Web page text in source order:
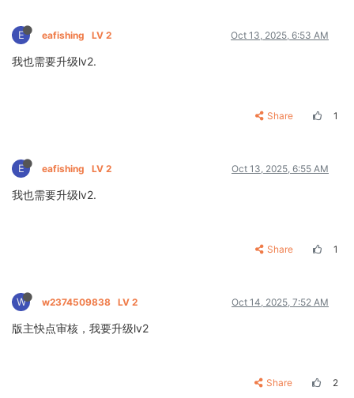
E eafishing LV 2 Oct 13, 2025, 6:53 AM
我也需要升级lv2.
Share 1
E eafishing LV 2 Oct 13, 2025, 6:55 AM
我也需要升级lv2.
Share 1
W w2374509838 LV 2 Oct 14, 2025, 7:52 AM
版主快点审核，我要升级lv2
Share 2